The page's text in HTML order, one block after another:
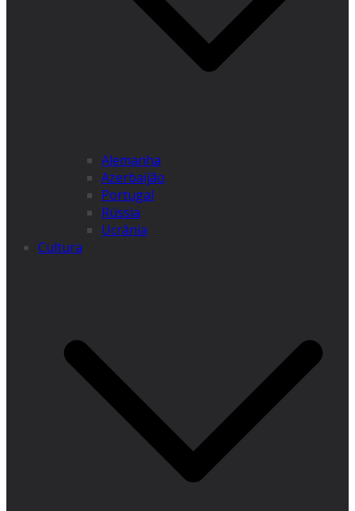
Alemanha
Azerbaijão
Portugal
Rússia
Ucrânia
Cultura